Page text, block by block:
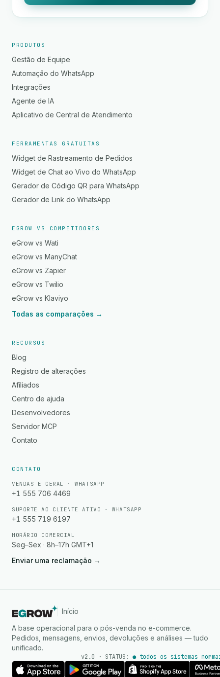
PRODUTOS
Gestão de Equipe
Automação do WhatsApp
Integrações
Agente de IA
Aplicativo de Central de Atendimento
FERRAMENTAS GRATUITAS
Widget de Rastreamento de Pedidos
Widget de Chat ao Vivo do WhatsApp
Gerador de Código QR para WhatsApp
Gerador de Link do WhatsApp
EGROW VS COMPETIDORES
eGrow vs Wati
eGrow vs ManyChat
eGrow vs Zapier
eGrow vs Twilio
eGrow vs Klaviyo
Todas as comparações →
RECURSOS
Blog
Registro de alterações
Afiliados
Centro de ajuda
Desenvolvedores
Servidor MCP
Contato
CONTATO
VENDAS E GERAL · WHATSAPP
+1 555 706 4469
SUPORTE AO CLIENTE ATIVO · WHATSAPP
+1 555 719 6197
HORÁRIO COMERCIAL
Seg–Sex · 8h–17h GMT+1
Enviar uma reclamação →
Início
A base operacional para o pós-venda no e-commerce.
Pedidos, mensagens, envios, devoluções e análises — tudo
unificado.
v2.0 · STATUS: ● todos os sistemas